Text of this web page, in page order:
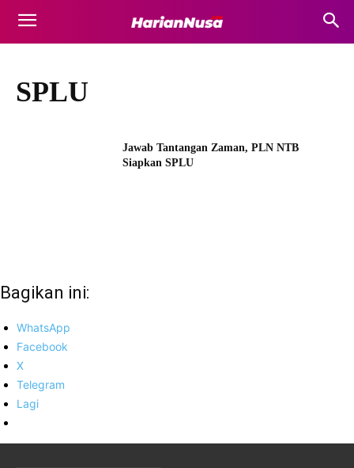
SPLU
Jawab Tantangan Zaman, PLN NTB
Siapkan SPLU
Bagikan ini:
WhatsApp
Facebook
X
Telegram
Lagi